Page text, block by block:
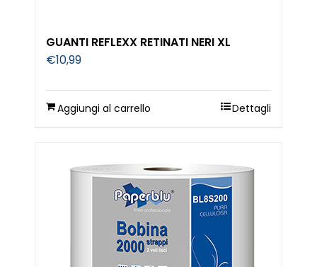
GUANTI REFLEXX RETINATI NERI XL
€10,99
Aggiungi al carrello Dettagli